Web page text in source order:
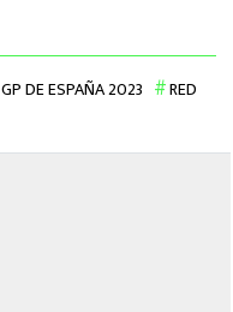
GP DE ESPAÑA 2023
RED